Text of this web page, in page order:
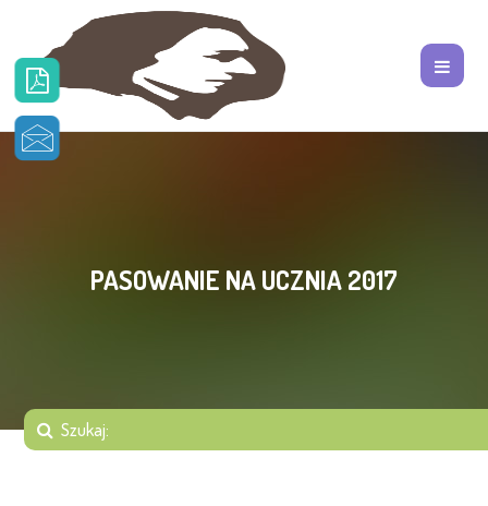
PASOWANIE NA UCZNIA 2017